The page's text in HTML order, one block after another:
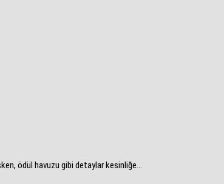
ödül havuzu gibi detaylar kesinliğe...